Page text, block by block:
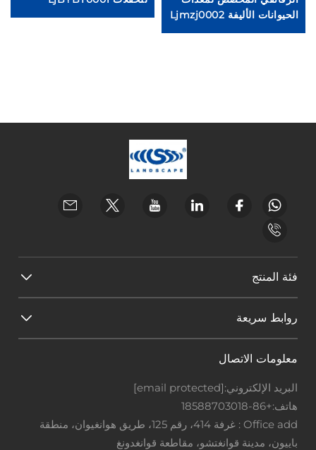
الحيوانات الأليفة Ljmzj0002
فئة المنتج
روابط سريعة
معلومات الاتصال
البريد الإلكتروني:[email protected]
هاتف: +86-18588703018
Office add : غرفة 414، رقم 125، طريق هوانغيوان، منطقة
باييون، مدينة قوانغتشو، مقاطعة قوانغدونغ